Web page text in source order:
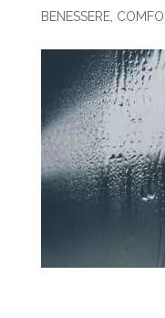
BENESSERE,